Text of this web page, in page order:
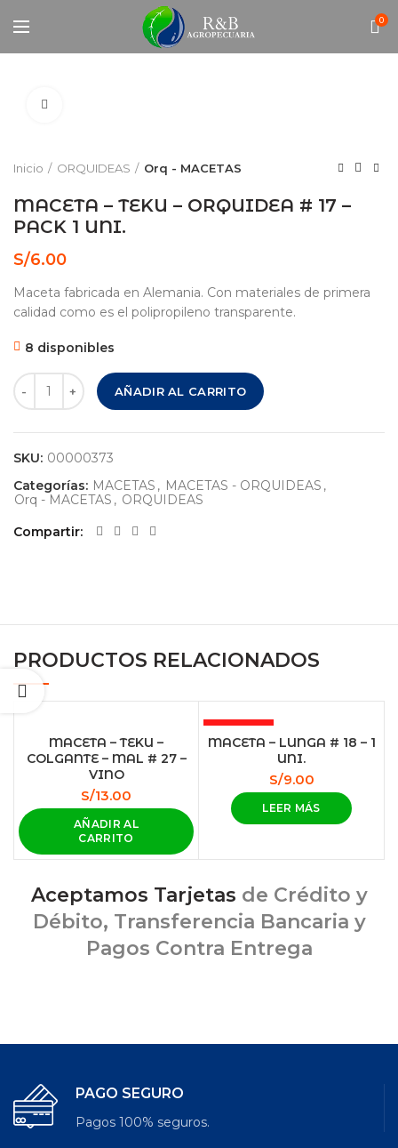
0
Inicio ORQUIDEAS Orq - MACETAS
MACETA – TEKU – ORQUIDEA # 17 –
PACK 1 UNI.
S/6.00
Maceta fabricada en Alemania. Con materiales de primera
calidad como es el polipropileno transparente.
8 disponibles
MACETA – TEKU - ORQUIDEA # 17 – PACK 1 UNI. cantidad
AÑADIR AL CARRITO
SKU: 00000373
Categorías: MACETAS , MACETAS - ORQUIDEAS ,
Orq - MACETAS , ORQUIDEAS
Compartir
PRODUCTOS RELACIONADOS
MACETA – TEKU –
COLGANTE – MAL # 27 –
VINO
S/13.00
AÑADIR AL
CARRITO
AGOTADO
MACETA – LUNGA # 18 – 1
UNI.
S/9.00
LEER MÁS
Aceptamos Tarjetas de Crédito y
Débito, Transferencia Bancaria y
Pagos Contra Entrega
PAGO SEGURO
Pagos 100% seguros.